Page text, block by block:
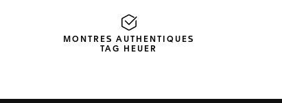
MONTRES AUTHENTIQUES
TAG HEUER